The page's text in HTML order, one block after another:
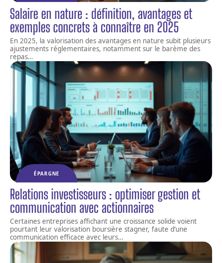
Salaire en nature : définition, avantages et
exemples concrets à connaître en 2025
En 2025, la valorisation des avantages en nature subit plusieurs
ajustements réglementaires, notamment sur le barème des
repas…
ÉPARGNE
Relations investisseurs : optimiser gestion et
communication avec actionnaires
Certaines entreprises affichant une croissance solide voient
pourtant leur valorisation boursière stagner, faute d’une
communication efficace avec leurs…